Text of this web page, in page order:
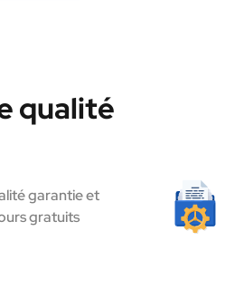
qualité
garantie et
gratuits